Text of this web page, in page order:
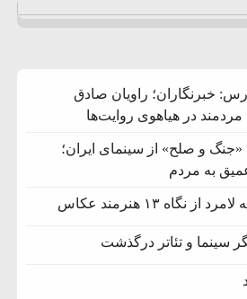
خبرنگاران؛ راویان صادق
در هیاهوی روایت‌ها
و صلح» از سینمای ایران؛
به مردم
نگاه ۱۳ هنرمند عکاس
سینما و تئاتر درگذشت